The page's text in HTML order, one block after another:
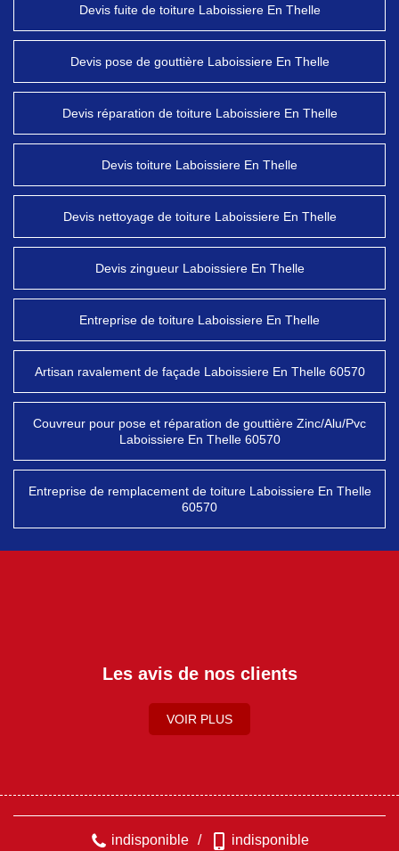
Devis fuite de toiture Laboissiere En Thelle
Devis pose de gouttière Laboissiere En Thelle
Devis réparation de toiture Laboissiere En Thelle
Devis toiture Laboissiere En Thelle
Devis nettoyage de toiture Laboissiere En Thelle
Devis zingueur Laboissiere En Thelle
Entreprise de toiture Laboissiere En Thelle
Artisan ravalement de façade Laboissiere En Thelle 60570
Couvreur pour pose et réparation de gouttière Zinc/Alu/Pvc
Laboissiere En Thelle 60570
Entreprise de remplacement de toiture Laboissiere En Thelle
60570
Les avis de nos clients
VOIR PLUS
indisponible / indisponible